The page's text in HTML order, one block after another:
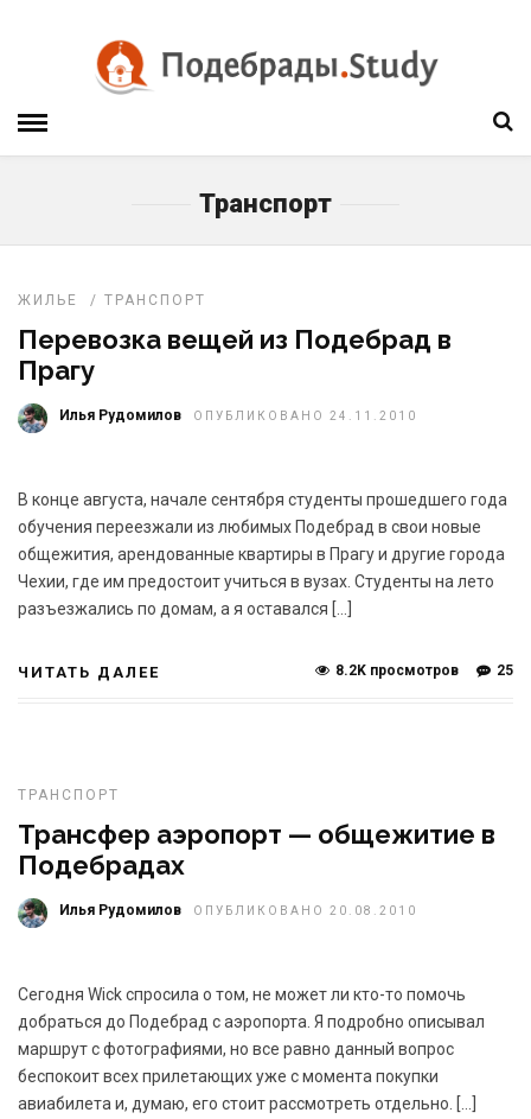
Транспорт
ЖИЛЬЕ / ТРАНСПОРТ
Перевозка вещей из Подебрад в
Прагу
Илья Рудомилов ОПУБЛИКОВАНО 24.11.2010
В конце августа, начале сентября студенты прошедшего года
обучения переезжали из любимых Подебрад в свои новые
общежития, арендованные квартиры в Прагу и другие города
Чехии, где им предостоит учиться в вузах. Студенты на лето
разъезжались по домам, а я оставался […]
ЧИТАТЬ ДАЛЕЕ 25
8.2K просмотров
ТРАНСПОРТ
Трансфер аэропорт — общежитие в
Подебрадах
Илья Рудомилов ОПУБЛИКОВАНО 20.08.2010
Сегодня Wick спросила о том, не может ли кто-то помочь
добраться до Подебрад с аэропорта. Я подробно описывал
маршрут с фотографиями, но все равно данный вопрос
беспокоит всех прилетающих уже с момента покупки
авиабилета и, думаю, его стоит рассмотреть отдельно. […]